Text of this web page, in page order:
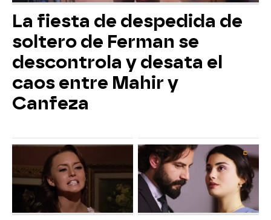
La fiesta de despedida de
soltero de Ferman se
descontrola y desata el
caos entre Mahir y
Canfeza